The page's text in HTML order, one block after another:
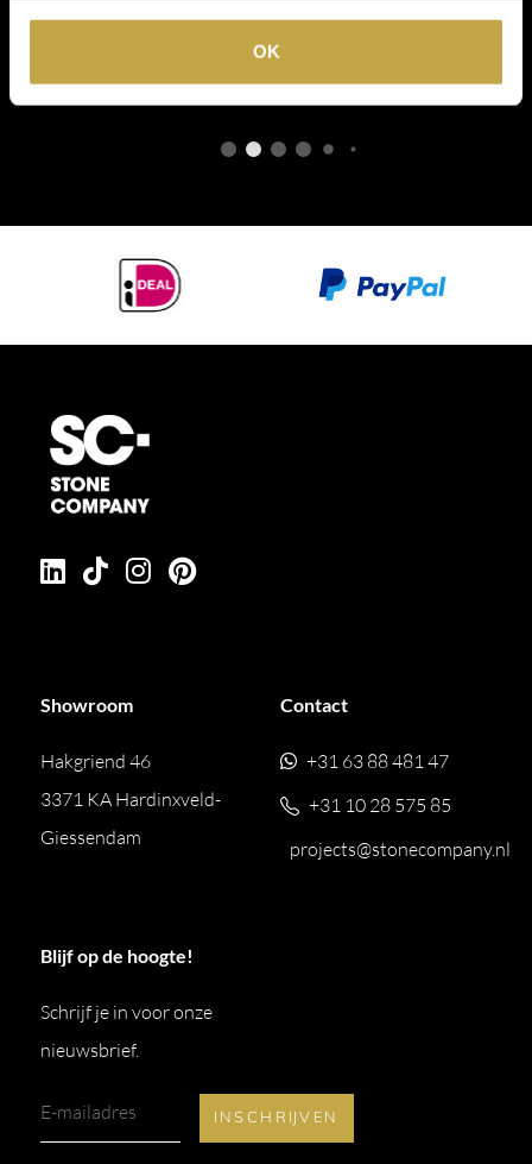
OK
Showroom
Hakgriend 46
3371 KA Hardinxveld-
Giessendam
Contact
+31 63 88 481 47
+31 10 28 575 85
projects@stonecompany.nl
Blijf op de hoogte!
Schrijf je in voor onze
nieuwsbrief.